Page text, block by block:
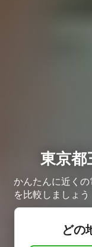
東京都
かんたんに近く
を比較しましょう
どの